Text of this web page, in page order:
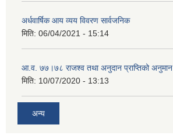
अर्धवार्षिक आय व्यय विवरण सार्वजनिक
मिति: 06/04/2021 - 15:14
आ.व. ७७।७८ राजश्व तथा अनुदान प्राप्तिको अनुमान
मिति: 10/07/2020 - 13:13
अन्य